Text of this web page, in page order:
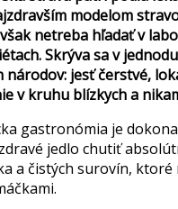
modelom
netreba hľadať v
Skrýva sa v
národov: jesť čerstvé,
v kruhu blízkych a
gastronómia je
jedlo chutiť
a čistých surovín,